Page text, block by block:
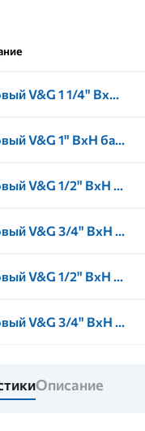
Кран шаровый V&G 1 1/4" ВхН бабочка (8) американка
Кран шаровый V&G 1" ВхН бабочка (16) американка
Кран шаровый V&G 1/2" ВхН бабочка красный (18) американка
Кран шаровый V&G 3/4" ВхН бабочка красный (12) американка
Кран шаровый V&G 1/2" ВхН бабочка серый (18) американка
Кран шаровый V&G 3/4" ВхН бабочка серый (11) американка
Описание